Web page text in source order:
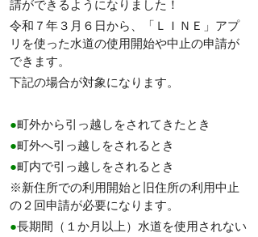
請ができるようになりました！
令和７年３月６日から、「ＬＩＮＥ」アプ
リを使った水道の使用開始や中止の申請が
できます。
下記の場合が対象になります。
●町外から引っ越しをされてきたとき
●町外へ引っ越しをされるとき
●町内で引っ越しをされるとき
※新住所での利用開始と旧住所の利用中止
の２回申請が必要になります。
●長期間（１か月以上）水道を使用されない